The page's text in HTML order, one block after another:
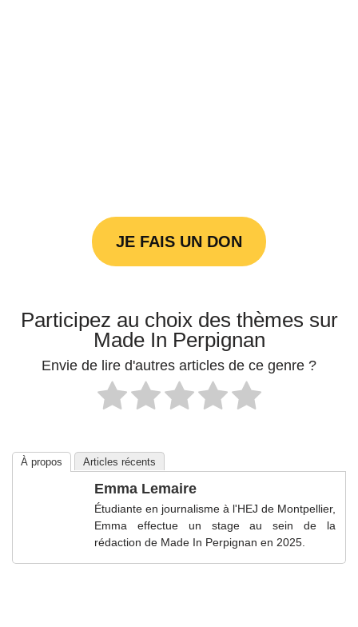
JE FAIS UN DON
Participez au choix des thèmes sur
Made In Perpignan
Envie de lire d'autres articles de ce genre ?
À propos Articles récents
Emma Lemaire
Étudiante en journalisme à l'HEJ de Montpellier,
Emma effectue un stage au sein de la
rédaction de Made In Perpignan en 2025.